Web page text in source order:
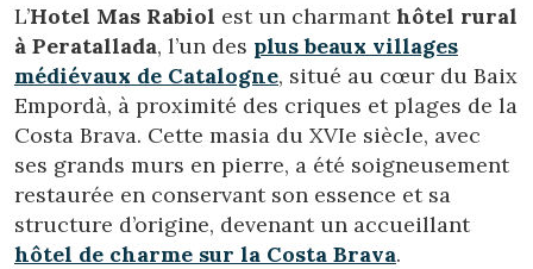
L’Hotel Mas Rabiol est un charmanthôtel rural
à Peratallada, l’un des plus beaux villages
médiévaux de Catalogne, situé au cœur du Baix
Empordà, à proximité des criques et plages de la
Costa Brava. Cette masia du XVIe siècle, avec
ses grands murs en pierre, a été soigneusement
restaurée en conservant son essence et sa
structure d’origine, devenant un accueillant
hôtel de charme sur la Costa Brava.
Modifier les cookies
Technique et Fonctionnel
Toujours actif